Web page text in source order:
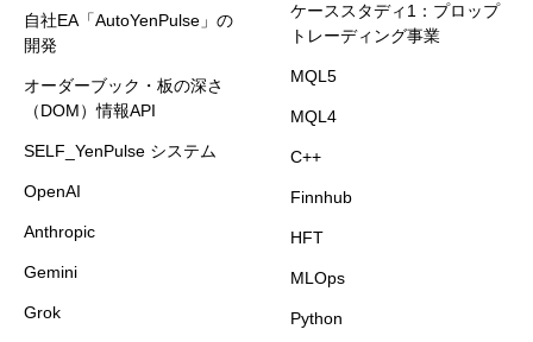
自社EA「AutoYenPulse」の
開発
オーダーブック・板の深さ
（DOM）情報API
SELF_YenPulse システム
OpenAI
Anthropic
Gemini
Grok
ケーススタディ1：プロップ
トレーディング事業
MQL5
MQL4
C++
Finnhub
HFT
MLOps
Python